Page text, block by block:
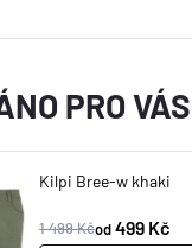
PRO VÁS
Kilpi Bree-w khaki
1 499 Kčod499 Kč